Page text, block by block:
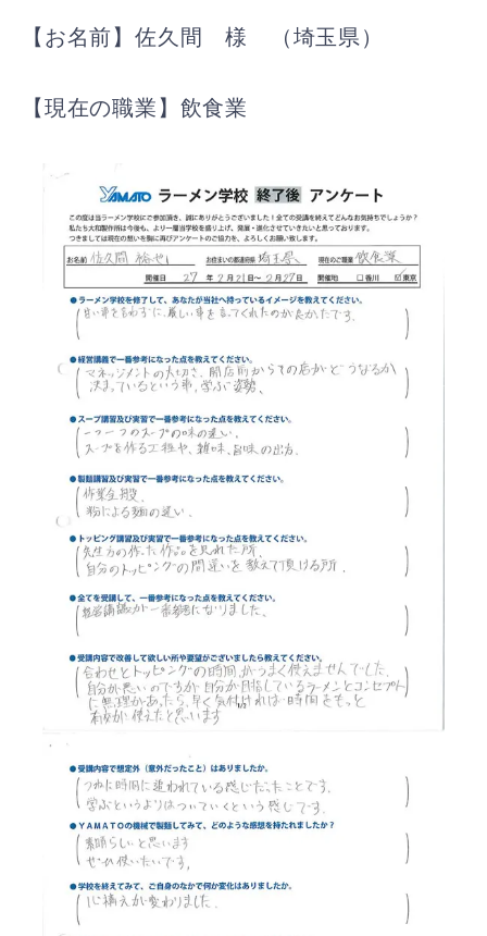
【お名前】佐久間 様 （埼玉県）
【現在の職業】飲食業